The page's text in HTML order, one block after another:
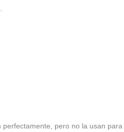
pero no la usan para